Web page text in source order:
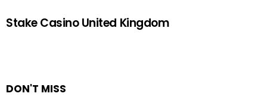
Stake Casino United Kingdom
DON'T MISS